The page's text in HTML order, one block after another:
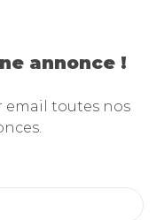
annonce !
email toutes nos